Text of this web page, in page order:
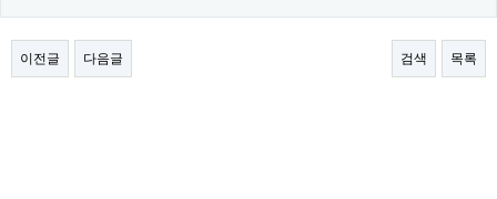
이전글 다음글 검색 목록